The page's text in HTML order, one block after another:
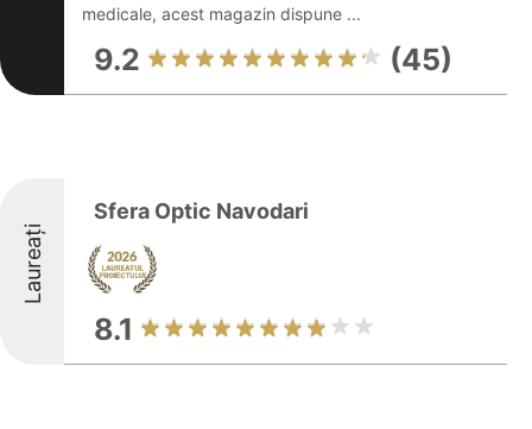
medicale, acest magazin dispune ...
9.2 (45)
Laureați
Sfera Optic Navodari
8.1